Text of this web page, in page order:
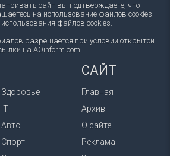
сайт вы подтверждаете, что
на использование файлов cookies.
файлов cookies.
разрешается при условии открытой
на AOinform.com.
Здоровье
IT
Авто
Спорт
САЙТ
Главная
Архив
О сайте
Реклама